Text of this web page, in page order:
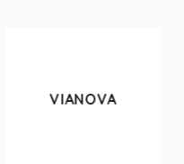
VIANOVA